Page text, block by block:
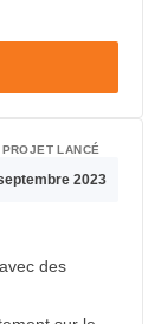
des
PROJET LANCÉ
2023